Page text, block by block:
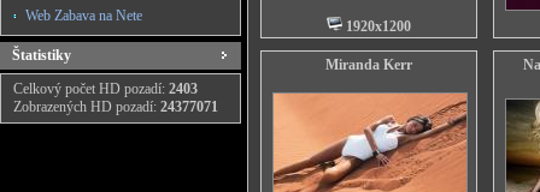
Web Zabava na Nete
Štatistiky
Celkový počet HD pozadí: 2403
Zobrazených HD pozadí: 24377071
1920x1200
Miranda Kerr